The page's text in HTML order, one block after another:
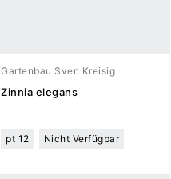
Gartenbau Sven Kreisig
Zinnia elegans
pt 12 Nicht Verfügbar